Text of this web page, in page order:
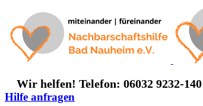
springen
Wir helfen! Telefon: 06032 9232-140
Hilfe anfragen